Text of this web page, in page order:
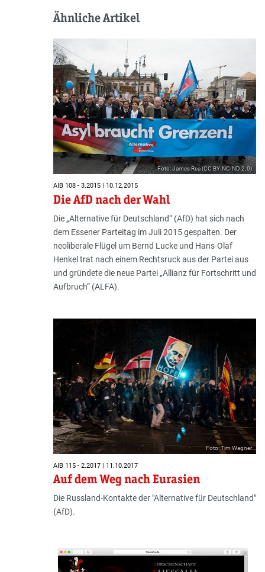
Ähnliche Artikel
Foto: James Rea (CC BY-NC-ND 2.0)
AIB 108 - 3.2015 | 10.12.2015
Die AfD nach der Wahl
Die „Alternative für Deutschland“ (AfD) hat sich nach
dem Essener Parteitag im Juli 2015 gespalten. Der
neoliberale Flügel um Bernd Lucke und Hans-Olaf
Henkel trat nach einem Rechtsruck aus der Partei aus
und gründete die neue Partei „Allianz für Fortschritt und
Aufbruch“ (ALFA).
Foto: Tim Wagner
AIB 115 - 2.2017 | 11.10.2017
Auf dem Weg nach Eurasien
Die Russland-Kontakte der "Alternative für Deutschland"
(AfD).